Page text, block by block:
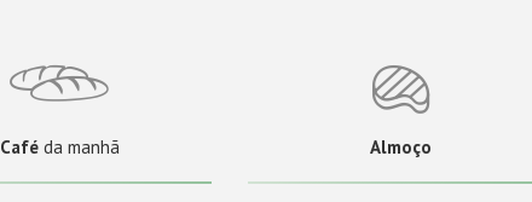
Caféda manhã Almoço